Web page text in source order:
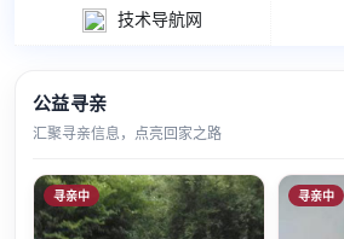
技术导航网
公益寻亲
汇聚寻亲信息，点亮回家之路
寻亲中 寻亲中